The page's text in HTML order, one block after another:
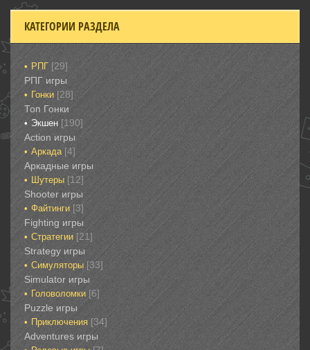
КАТЕГОРИИ РАЗДЕЛА
РПГ [29]
РПГ игры
Гонки‎ [28]
Топ Гонки‎
Экшен [190]
‎Action игры
Аркада‎ [4]
Аркадные игры
Шутеры‎ [12]
‎Shooter игры
Файтинги‎ [3]
Fighting игры
Стратегии‎ [21]
Strategy игры
Симуляторы‎ [33]
Simulator игры
Головоломки‎ [6]
Puzzle игры
Приключения‎ [34]
Adventures игры